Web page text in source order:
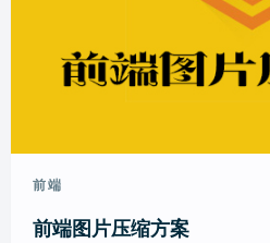
前端
前端图片压缩方案